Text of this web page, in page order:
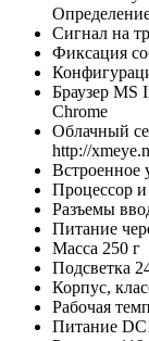
Сигнал на
Фиксация
Браузер MS
Chrome
Облачный
http://
Встроенное
Процессор
Разъемы
Питание
Масса 250 г
Подсветка
Корпус,
Рабочая
Питание